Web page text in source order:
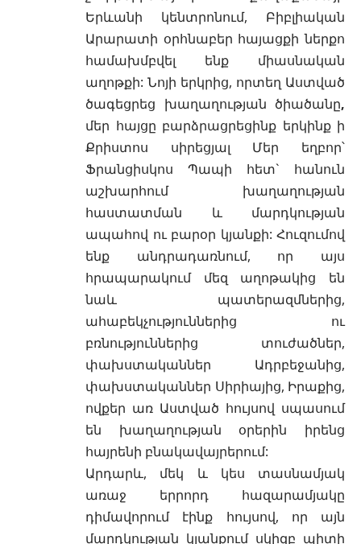
Երևանի կենտրոնում, Բիբլիական
Արարատի օրհնաբեր հայացքի ներքո
համախմբվել ենք միասնական
աղոթքի: Նոյի երկրից, որտեղ Աստված
ծագեցրեց խաղաղության ծիածանը,
մեր հայցը բարձրացրեցինք երկինք ի
Քրիստոս սիրեցյալ Մեր եղբոր՝
Ֆրանցիսկոս Պապի հետ` հանուն
աշխարհում խաղաղության
հաստատման և մարդկության
ապահով ու բարօր կյանքի: Հուզումով
ենք անդրադառնում, որ այս
հրապարակում մեզ աղոթակից են
նաև պատերազմներից,
ահաբեկչություններից ու
բռնություններից տուժածներ,
փախստականներ Ադրբեջանից,
փախստականներ Սիրիայից, Իրաքից,
ովքեր առ Աստված հույսով սպասում
են խաղաղության օրերին իրենց
հայրենի բնակավայրերում:
Արդարև, մեկ և կես տասնամյակ
առաջ երրորդ հազարամյակը
դիմավորում էինք հույսով, որ այն
մարդկության կյանքում սկիզբ պիտի